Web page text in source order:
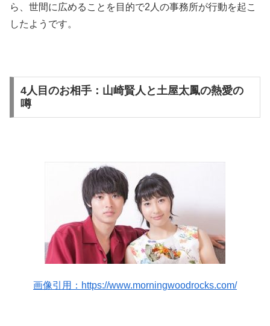
ら、世間に広めることを目的で2人の事務所が行動を起こ
したようです。
4人目のお相手：山崎賢人と土屋太鳳の熱愛の
噂
画像引用：https://www.morningwoodrocks.com/